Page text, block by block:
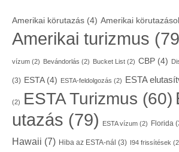
Amerikai körutazás (4) Amerikai
Amerikai turizmus
vízum (2) Bevándorlás (2) Bucket List (2) CBP (4)
(3) ESTA(4) ESTA-feldolgozás (2) ESTA
(2) ESTA Turizmus (60)
utazás (79) ESTA vízum (2) Florida
Hawaii (7) Hiba az ESTA-nál (3) I94 frissítések